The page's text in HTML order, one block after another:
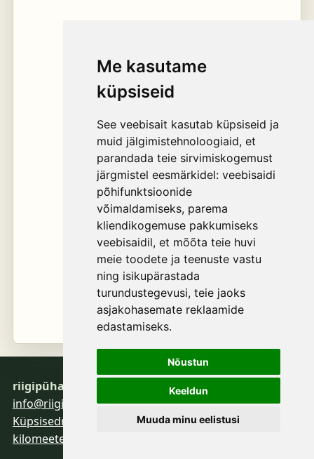
Me kasutame
küpsiseid
See veebisait kasutab küpsiseid ja
muid jälgimistehnoloogiaid, et
parandada teie sirvimiskogemust
järgmistel eesmärkidel: veebisaidi
põhifunktsioonide
võimaldamiseks, parema
kliendikogemuse pakkumiseks
veebisaidil, et mõõta teie huvi
meie toodete ja teenuste vastu
ning isikupärastada
turundustegevusi, teie jaoks
asjakohasemate reklaamide
edastamiseks.
Nõustun
Keeldun
Muuda minu eelistusi
riigipühad.eu
info@riigipuhad.eu
Küpsisedmaksud.eu roosileht.cominfoturve.eu
kilomeeter.com